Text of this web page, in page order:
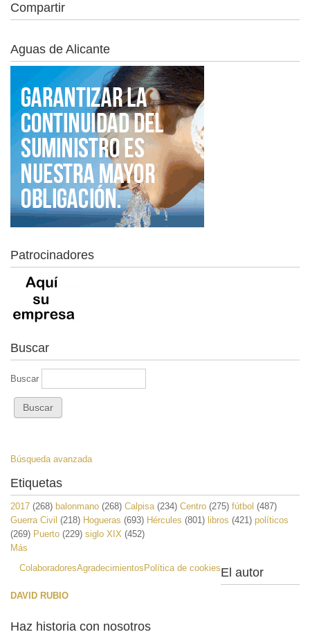
Compartir
Aguas de Alicante
Patrocinadores
Buscar
Buscar
Búsqueda avanzada
Etiquetas
2017 (268) balonmano (268) Calpisa(234) Centro (275) fútbol (487)
Guerra Civil (218) Hogueras (693) Hércules (801) libros (421) políticos
(269) Puerto (229) siglo XIX (452)
Más
ColaboradoresAgradecimientosPolítica de cookiesEl autor
DAVID RUBIO
Haz historia con nosotros